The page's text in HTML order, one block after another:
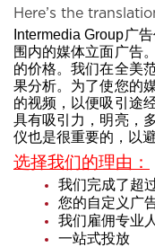
Here’s the
Intermedia Group广
围内的媒体立面广告
的价格。我们在全美
果分析。为了使您的
的视频，以便吸引途
具有吸引力，明亮，
仪也是很重要的，以
选择我们的理由：
我们完成了超
您的自定义广
我们雇佣专业
一站式投放